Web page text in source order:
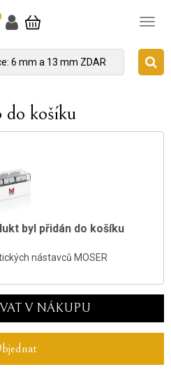
do košíku
byl přidán do košíku
nástavců MOSER
V NÁKUPU